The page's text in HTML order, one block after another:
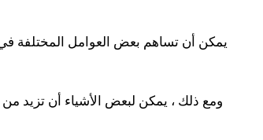
يمكن أن تساهم بعض العوامل
ومع ذلك ، يمكن لبعض الأشياء أن تزيد من